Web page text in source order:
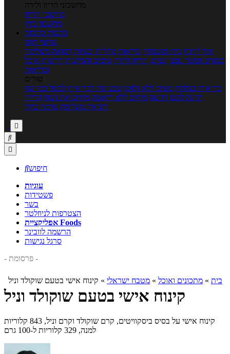
מחשבוני הריון ולידה
מחשבון הריון
מחשבון ביוץ
כתבות כתבות
ערוצי תוכן
איך להכין בית ומשפחה בריאות מחלות ובעיות רפואה משלימה
ספורט וכושר גופני נשים, הריון ולידה טיפים והמלצות חדשות אוכל
ובריאות
טורים
בריאות בצלחת טעים ללא גלוטן טבעונות לבריאות לבשל כמו שף
תזונה לבטן רגועה מרזים ללא דיאטה מזיזים את הגוף הרזיה
ורפואה משלימה גורמה ביתי



חיפוש
עוגיות
פשטידות
בשר
הצטרפות לניוזלטר
אפליקציית Foods
הרשמה לוובינר
סרגל נגישות
- פרסומת -
בית » מתכונים ואוכל » מטבח ישראלי » קינוח אישי בטעם שוקולד וניל
קינוח אישי בטעם שוקולד וניל
קינוח אישי על בסיס ביסקוויטים, קרם שוקולד וקרם וניל, 843 קלוריות
למנה, 329 קלוריות ל-100 גרם